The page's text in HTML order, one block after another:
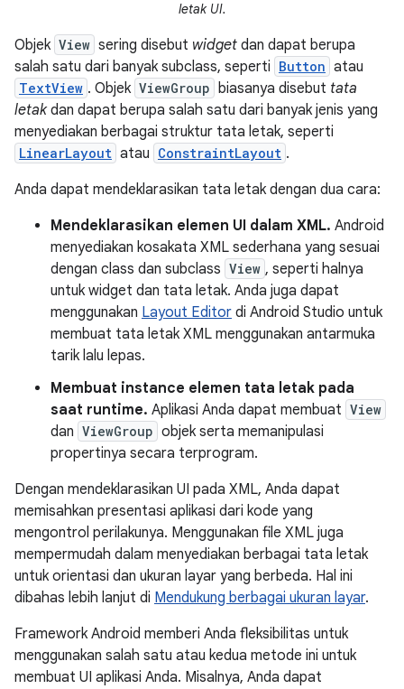
letak UI.
Objek View sering disebut widget dan dapat berupa
salah satu dari banyak subclass, seperti Button atau
TextView . Objek ViewGroup biasanya disebut tata
letakdan dapat berupa salah satu dari banyak jenis yang
menyediakan berbagai struktur tata letak, seperti
LinearLayout atau ConstraintLayout .
Anda dapat mendeklarasikan tata letak dengan dua cara:
Mendeklarasikan elemen UI dalam XML. Android
menyediakan kosakata XML sederhana yang sesuai
dengan class dan subclass View , seperti halnya
untuk widget dan tata letak. Anda juga dapat
menggunakan Layout Editor di Android Studio untuk
membuat tata letak XML menggunakan antarmuka
tarik lalu lepas.
Membuat instance elemen tata letak pada
saat runtime. Aplikasi Anda dapat membuat View
dan ViewGroup objek serta memanipulasi
propertinya secara terprogram.
Dengan mendeklarasikan UI pada XML, Anda dapat
memisahkan presentasi aplikasi dari kode yang
mengontrol perilakunya. Menggunakan file XML juga
mempermudah dalam menyediakan berbagai tata letak
untuk orientasi dan ukuran layar yang berbeda. Hal ini
dibahas lebih lanjut di Mendukung berbagai ukuran layar.
Framework Android memberi Anda fleksibilitas untuk
menggunakan salah satu atau kedua metode ini untuk
membuat UI aplikasi Anda. Misalnya, Anda dapat